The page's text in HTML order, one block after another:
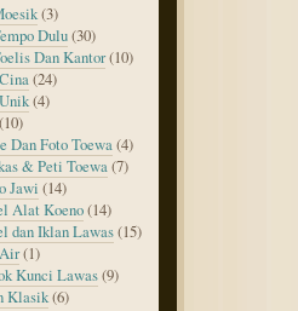
(3)
Dulu(30)
Dan Kantor(10)
(24)
(4)
(10)
Dan Foto Toewa (4)
& Peti Toewa (7)
Jawi (14)
Alat Koeno(14)
dan Iklan Lawas(15)
(1)
Kunci Lawas(9)
Klasik(6)